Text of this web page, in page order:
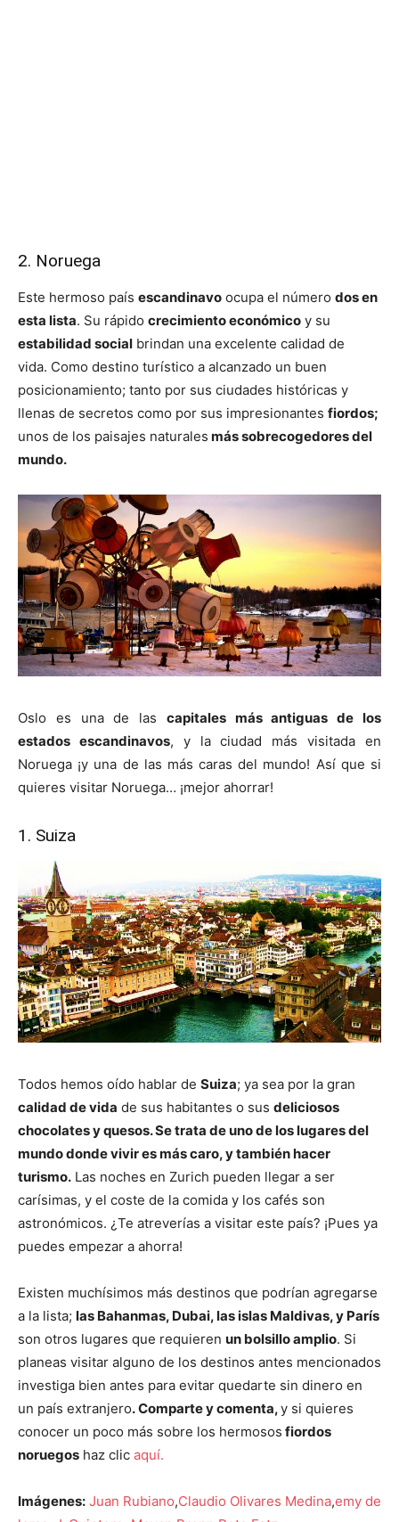
2. Noruega
Este hermoso país escandinavo ocupa el número dos en
esta lista. Su rápido crecimiento económico y su
estabilidad social brindan una excelente calidad de
vida. Como destino turístico a alcanzado un buen
posicionamiento; tanto por sus ciudades históricas y
llenas de secretos como por sus impresionantes fiordos;
unos de los paisajes naturales más sobrecogedores del
mundo.
Oslo es una de las capitales más antiguas de los
estados escandinavos, y la ciudad más visitada en
Noruega ¡y una de las más caras del mundo! Así que si
quieres visitar Noruega… ¡mejor ahorrar!
1. Suiza
Todos hemos oído hablar de Suiza; ya sea por la gran
calidad de vida de sus habitantes o sus deliciosos
chocolates y quesos. Se trata de uno de los lugares del
mundo donde vivir es más caro, y también hacer
turismo. Las noches en Zurich pueden llegar a ser
carísimas, y el coste de la comida y los cafés son
astronómicos. ¿Te atreverías a visitar este país? ¡Pues ya
puedes empezar a ahorra!
Existen muchísimos más destinos que podrían agregarse
a la lista; las Bahanmas, Dubai, las islas Maldivas, y París
son otros lugares que requieren un bolsillo amplio. Si
planeas visitar alguno de los destinos antes mencionados
investiga bien antes para evitar quedarte sin dinero en
un país extranjero.Comparte y comenta,y si quieres
conocer un poco más sobre los hermosos fiordos
noruegos haz clic aquí.
Imágenes: Juan Rubiano,Claudio Olivares Medina,emy de